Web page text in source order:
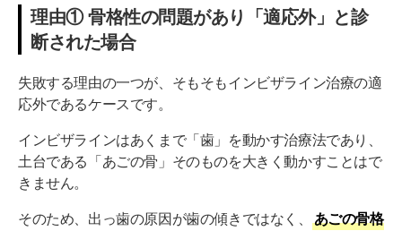
理由① 骨格性の問題があり「適応外」と診
断された場合
失敗する理由の一つが、そもそもインビザライン治療の適
応外であるケースです。
インビザラインはあくまで「歯」を動かす治療法であり、
土台である「あごの骨」そのものを大きく動かすことはで
きません。
そのため、出っ歯の原因が歯の傾きではなく、
あごの骨格